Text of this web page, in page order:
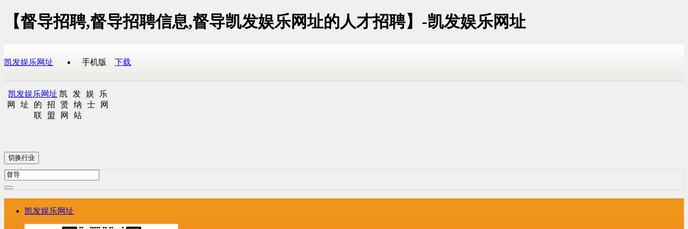
【督导招聘,督导招聘信息,督导凯发娱乐网址的人才招聘】-凯发娱乐网址
凯发娱乐网址 手机版 下载
凯发娱乐网址 凯发娱乐
网址的招贤纳士网
联盟网站
切换行业
凯发娱乐网址